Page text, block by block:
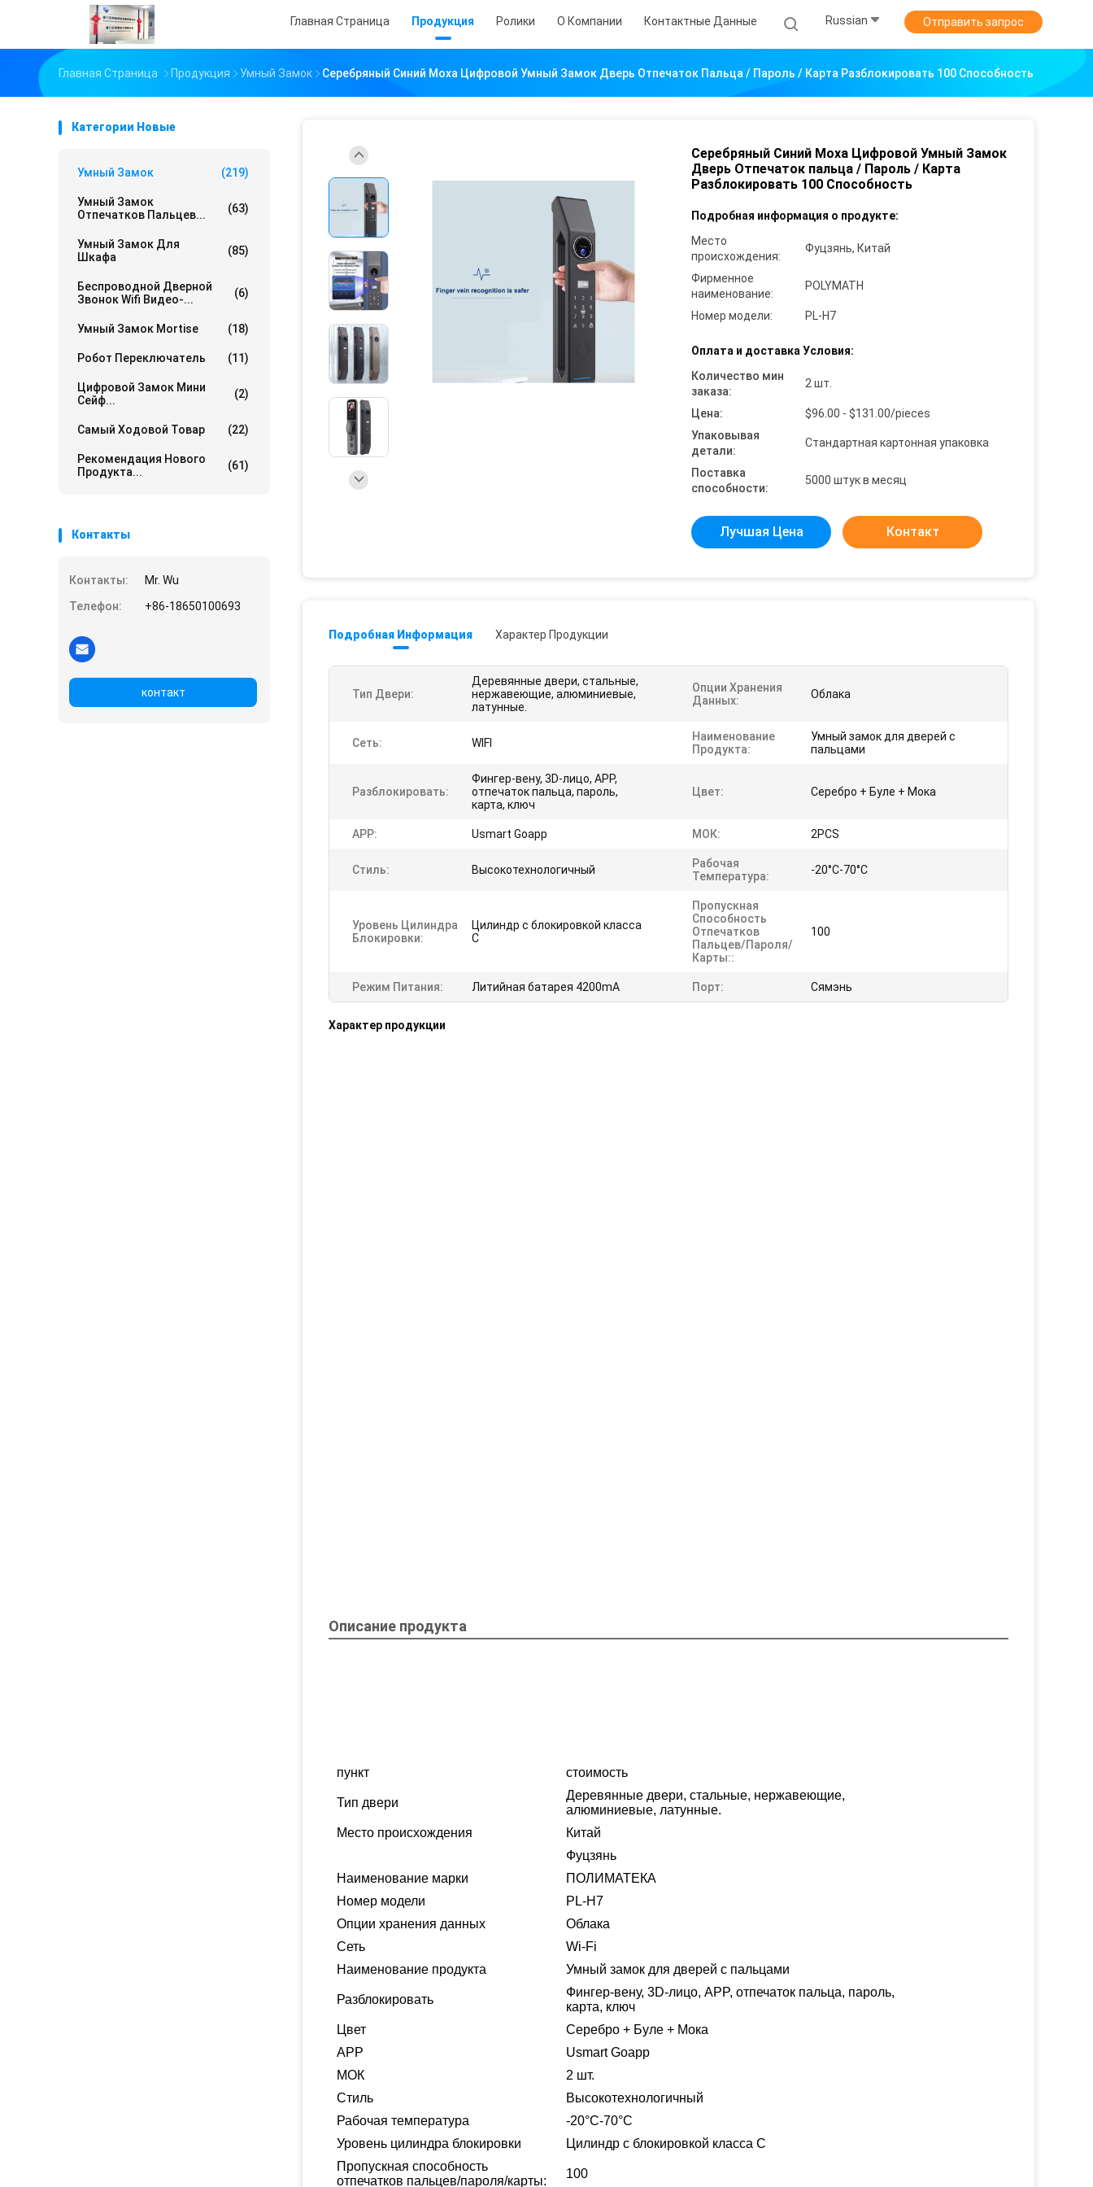
Главная Страница Продукция Ролики О Компании Контактные Данные Russian Отправить запрос
Главная Страница Продукция Умный Замок Серебряный Синий Моха Цифровой Умный Замок Дверь Отпечаток Пальца / Пароль / Карта Разблокировать 100 Способность
Категории Новые
Умный Замок (219)
Умный Замок
Отпечатков Пальцев...
(63)
Умный Замок Для
Шкафа
(85)
Беспроводной Дверной
Звонок Wifi Видео-...
(6)
Умный Замок Mortise (18)
Робот Переключатель (11)
Цифровой Замок Мини
Сейф...
(2)
Самый Ходовой Товар (22)
Рекомендация Нового
Продукта...
(61)
Контакты
Контакты:
Mr. Wu
Телефон:
+86-18650100693
контакт
Серебряный Синий Моха Цифровой Умный Замок
Дверь Отпечаток пальца / Пароль / Карта
Разблокировать 100 Способность
Подробная информация о продукте:
Место
происхождения:
Фуцзянь, Китай
Фирменное
наименование:
POLYMATH
Номер модели: PL-H7
Оплата и доставка Условия:
Количество мин
заказа:
2 шт.
Цена:
$96.00 - $131.00/pieces
Упаковывая
детали:
Стандартная картонная упаковка
Поставка
способности:
5000 штук в месяц
Лучшая Цена Контакт
Подробная Информация Характер Продукции
Тип Двери:
Деревянные двери, стальные,
нержавеющие, алюминиевые,
латунные.
Опции Хранения
Данных:
Облака
Сеть: WIFI
Наименование
Продукта:
Умный замок для дверей с
пальцами
Разблокировать:
Фингер-вену, 3D-лицо, APP,
отпечаток пальца, пароль,
карта, ключ
Цвет: Серебро + Буле + Мока
APP: Usmart Goapp МОК: 2PCS
Стиль: Высокотехнологичный
Рабочая
Температура:
-20°C-70°C
Уровень Цилиндра
Блокировки:
Цилиндр с блокировкой класса
С
Пропускная
Способность
Отпечатков
Пальцев/пароля/
Карты::
100
Режим Питания: Литийная батарея 4200mA Порт: Сямэнь
Характер продукции
Описание продукта
пункт стоимость
Тип двери
Деревянные двери, стальные, нержавеющие,
алюминиевые, латунные.
Место происхождения
Китай
Фуцзянь
Наименование марки
ПОЛИМАТЕКА
Номер модели
PL-H7
Опции хранения данных
Облака
Сеть
Wi-Fi
Наименование продукта
Умный замок для дверей с пальцами
Разблокировать
Фингер-вену, 3D-лицо, APP, отпечаток пальца, пароль,
карта, ключ
Цвет
Серебро + Буле + Мока
APP
Usmart Goapp
МОК
2 шт.
Стиль
Высокотехнологичный
Рабочая температура
-20°C-70°C
Уровень цилиндра блокировки
Цилиндр с блокировкой класса С
Пропускная способность
отпечатков пальцев/пароля/карты:
100